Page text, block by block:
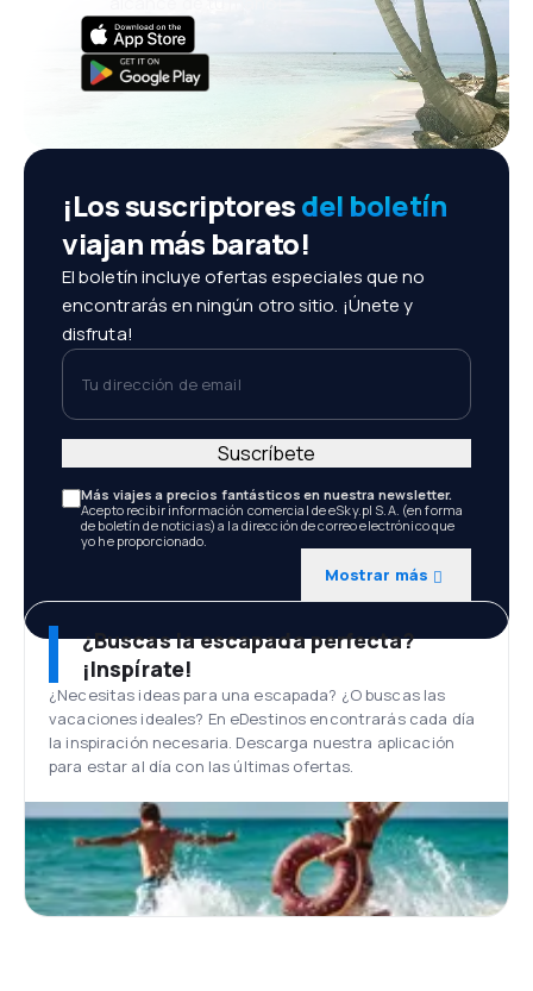
¡Los suscriptoresdel boletín
viajan más barato!
El boletín incluye ofertas especiales que no
encontrarás en ningún otro sitio. ¡Únete y
disfruta!
Tu dirección de email
Más viajes a precios fantásticos en nuestra newsletter.
Acepto recibir información comercial de eSky.pl S.A. (en forma
de boletín de noticias) a la dirección de correo electrónico que
yo he proporcionado.
Mostrar más
Suscríbete
¿Buscas la escapada perfecta?
¡Inspírate!
¿Necesitas ideas para una escapada? ¿O buscas las
vacaciones ideales? En eDestinos encontrarás cada día
la inspiración necesaria. Descarga nuestra aplicación
para estar al día con las últimas ofertas.